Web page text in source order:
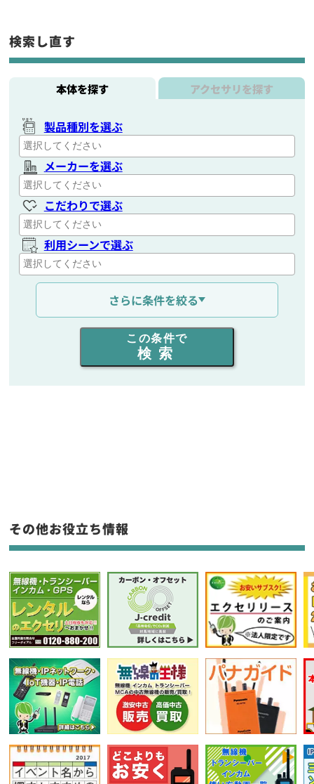
検索し直す
本体を探す アクセサリを探す
製品種別を選ぶ
メーカーを選ぶ
こだわりで選ぶ
利用シーンで選ぶ
通信距離を選ぶ
出力を選ぶ
同時通話人数を選ぶ
フリーワード入力(製品名等)
選択条件をリセット
さらに条件を絞る
この条件で
検索
その他お役立ち情報